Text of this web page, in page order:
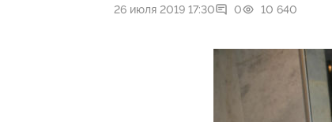
26 июля 2019 17:30 0 10 640